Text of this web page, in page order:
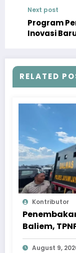
Next post
Program
Inovasi
RELATED
Kontributor
Baliem,
Langgar
August 9,